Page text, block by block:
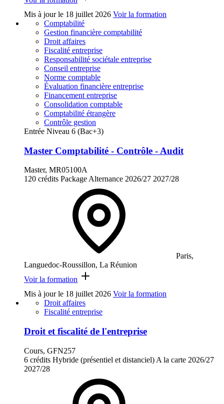
Mis à jour le 18 juillet 2026 Voir la formation
Comptabilité
Gestion financière comptabilité
Droit affaires
Fiscalité entreprise
Responsabilité sociétale entreprise
Conseil entreprise
Norme comptable
Évaluation financière entreprise
Financement entreprise
Consolidation comptable
Comptabilité étrangère
Contrôle gestion
Entrée Niveau 6 (Bac+3)
Master Comptabilité - Contrôle - Audit
Master, MR05100A
120 crédits Package Alternance 2026/27 2027/28
Paris,
Languedoc-Roussillon, La Réunion
Voir la formation
Mis à jour le 18 juillet 2026 Voir la formation
Droit affaires
Fiscalité entreprise
Droit et fiscalité de l'entreprise
Cours, GFN257
6 crédits Hybride (présentiel et distanciel) A la carte 2026/27
2027/28